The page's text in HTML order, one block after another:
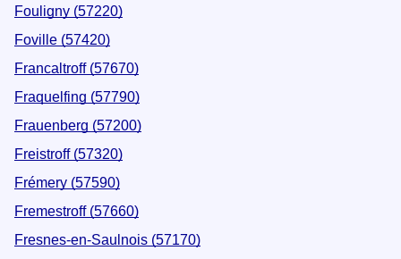
Fouligny (57220)
Foville (57420)
Francaltroff (57670)
Fraquelfing (57790)
Frauenberg (57200)
Freistroff (57320)
Frémery (57590)
Fremestroff (57660)
Fresnes-en-Saulnois (57170)